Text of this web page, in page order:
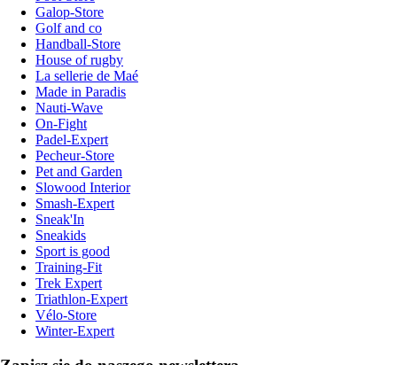
Galop-Store
Golf and co
Handball-Store
House of rugby
La sellerie de Maé
Made in Paradis
Nauti-Wave
On-Fight
Padel-Expert
Pecheur-Store
Pet and Garden
Slowood Interior
Smash-Expert
Sneak'In
Sneakids
Sport is good
Training-Fit
Trek Expert
Triathlon-Expert
Vélo-Store
Winter-Expert